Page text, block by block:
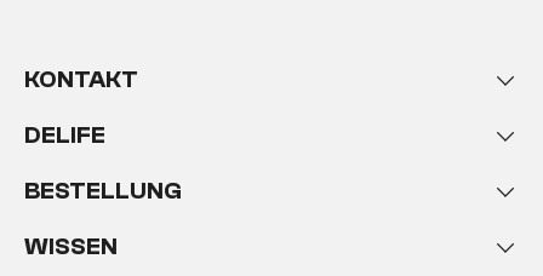
KONTAKT
DELIFE
BESTELLUNG
WISSEN